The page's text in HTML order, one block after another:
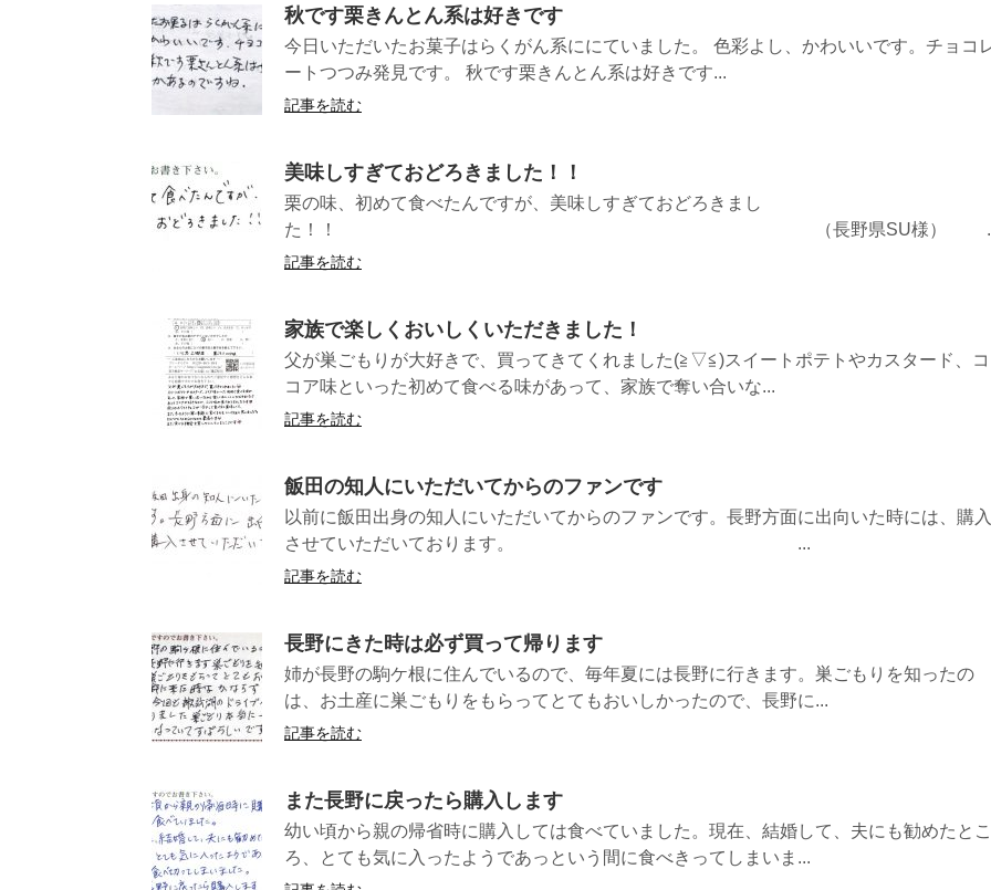
秋です栗きんとん系は好きです
今日いただいたお菓子はらくがん系ににていました。 色彩よし、かわいいです。チョコ
ートつつみ発見です。 秋です栗きんとん系は好きです...
記事を読む
美味しすぎておどろきました！！
栗の味、初めて食べたんですが、美味しすぎておどろきまし
た！！ （長野県SU様）
記事を読む
家族で楽しくおいしくいただきました！
父が巣ごもりが大好きで、買ってきてくれました(≧▽≦)スイートポテトやカスタード、コ
コア味といった初めて食べる味があって、家族で奪い合いな...
記事を読む
飯田の知人にいただいてからのファンです
以前に飯田出身の知人にいただいてからのファンです。長野方面に出向いた時には、購入
させていただいております。 ...
記事を読む
長野にきた時は必ず買って帰ります
姉が長野の駒ケ根に住んでいるので、毎年夏には長野に行きます。巣ごもりを知ったの
は、お土産に巣ごもりをもらってとてもおいしかったので、長野に...
記事を読む
また長野に戻ったら購入します
幼い頃から親の帰省時に購入しては食べていました。現在、結婚して、夫にも勧めたとこ
ろ、とても気に入ったようであっという間に食べきってしまいま...